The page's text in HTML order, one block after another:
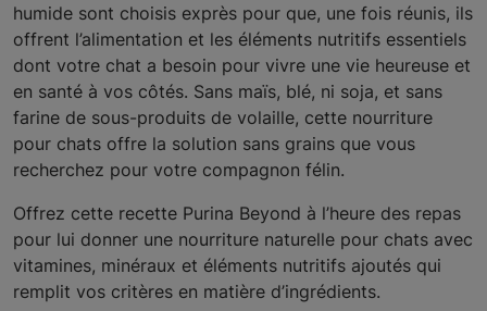
humide sont choisis exprès pour que, une fois réunis, ils
offrent l’alimentation et les éléments nutritifs essentiels
dont votre chat a besoin pour vivre une vie heureuse et
en santé à vos côtés. Sans maïs, blé, ni soja, et sans
farine de sous-produits de volaille, cette nourriture
pour chats offre la solution sans grains que vous
recherchez pour votre compagnon félin.
Offrez cette recette Purina Beyond à l’heure des repas
pour lui donner une nourriture naturelle pour chats avec
vitamines, minéraux et éléments nutritifs ajoutés qui
remplit vos critères en matière d’ingrédients.